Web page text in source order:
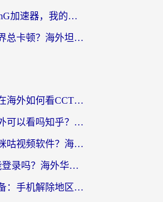
人在美国玩BanG加速器，我的延迟终于绿了
海外玩坦克世界总卡顿？海外坦克世界加速器有哪些？实测好用的选择在这里
海外党亲测：在海外如何看CCTV？告别“仅限大陆播放”的实用指南
央视影音在海外可以看吗知乎？留学生亲测：3步解决地域限制+追剧自由
在国外怎么看咪咕视频软件？海外党亲测有效的回国加速方案
12123在国外能登录吗？海外华人必看的回国加速实用指南
海外党追剧必备：手机解除地区限制app怎么选？解决央视视频&国内剧地区限制全指南